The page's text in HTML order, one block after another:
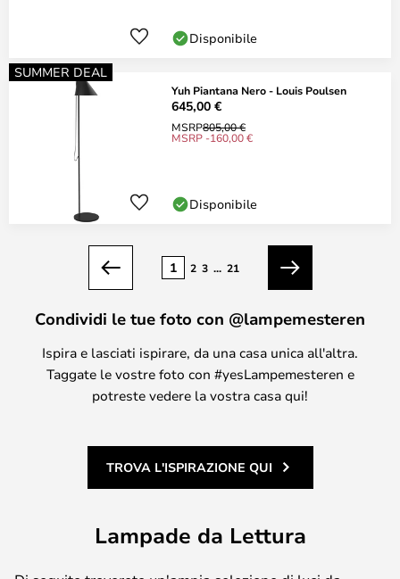
Disponibile
SUMMER DEAL
Yuh Piantana Nero - Louis Poulsen
645,00 €
MSRP805,00 €
MSRP -160,00 €
Disponibile
Precedente
1 2 3 ... 21
Prossimo
Condividi le tue foto con @lampemesteren
Ispira e lasciati ispirare, da una casa unica all'altra.
Taggate le vostre foto con #yesLampemesteren e
potreste vedere la vostra casa qui!
TROVA L'ISPIRAZIONE QUI
Lampade da Lettura